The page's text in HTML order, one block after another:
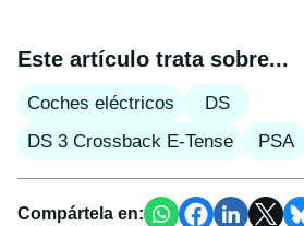
Este artículo trata sobre...
Coches eléctricos
DS
DS 3 Crossback E-Tense
PSA
Compártela en: